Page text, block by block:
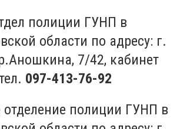
полиции ГУНП в
области по адресу: г.
7/42, кабинет
097-413-76-92
отделение полиции ГУНП в